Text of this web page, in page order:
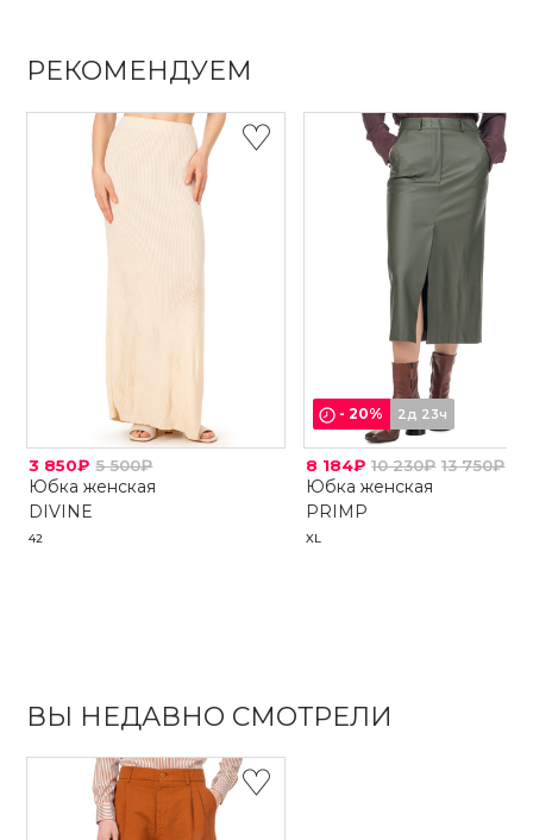
РЕКОМЕНДУЕМ
3 850₽ 5 500₽
Юбка женская
DIVINE
42
-20% 2д 23ч
8 184₽ 10 230₽ 13 750₽
Юбка женская
PRIMP
XL
ВЫ НЕДАВНО СМОТРЕЛИ